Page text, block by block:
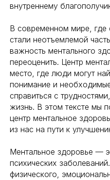
внутреннему
В современном мире, где
стали неотъемлемой
важность ментального
переоценить. Центр
место, где люди могут
понимание и
справиться с
жизнь. В этом тексте мы
центр ментальное
из нас на пути к
Ментальное здоровье —
психических
физического,